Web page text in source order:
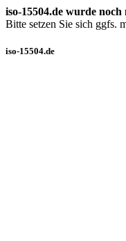
iso-15504.de wurde
Bitte setzen Sie sich ggfs.
iso-15504.de